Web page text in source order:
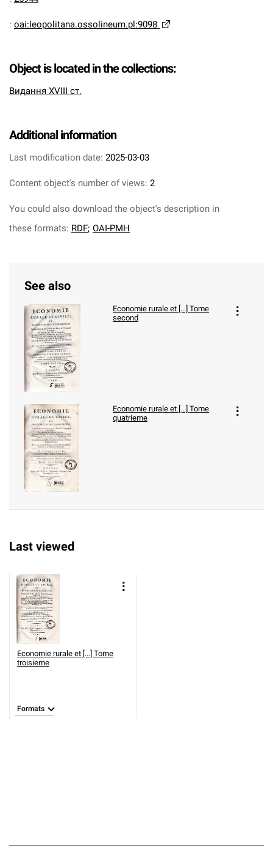
: oai:leopolitana.ossolineum.pl:9098
Object is located in the collections:
Видання XVIII ст.
Additional information
Last modification date: 2025-03-03
Content object's number of views: 2
You could also download the object's description in
these formats: RDF; OAI-PMH
See also
Economie rurale et [...] Tome
second
Economie rurale et [...] Tome
quatrieme
Last viewed
Economie rurale et [...] Tome
troisieme
Formats